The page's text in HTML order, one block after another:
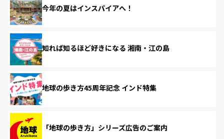
今年の夏はインスパイアへ！
知れば知るほど好きになる 湘南・江の島
地球の歩き方45周年記念 インド特集
「地球の歩き方」シリーズ広告のご案内